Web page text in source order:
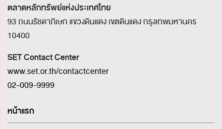
ตลาดหลักทรัพย์แห่งประเทศไทย
93 ถนนรัชดาภิเษก แขวงดินแดง เขตดินแดงกรุงเทพมหานคร
10400
SET Contact Center
www.set.or.th/contactcenter
02-009-9999
หน้าแรก